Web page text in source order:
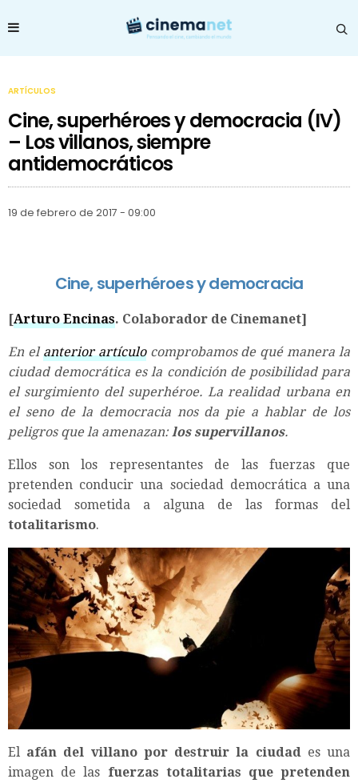
ARTÍCULOS
Cine, superhéroes y democracia (IV)
– Los villanos, siempre
antidemocráticos
19 de febrero de 2017 - 09:00
Cine, superhéroes y democracia
[Arturo Encinas. Colaborador de Cinemanet]
En el anterior artículocomprobamos de qué manera la
ciudad democrática es la condición de posibilidad para
el surgimiento del superhéroe. La realidad urbana en
el seno de la democracia nos da pie a hablar de los
peligros que la amenazan:los supervillanos.
Ellos son los representantes de las fuerzas que
pretenden conducir una sociedad democrática a una
sociedad sometida a alguna de las formas del
totalitarismo.
El afán del villano por destruir la ciudades una
imagen de las fuerzas totalitarias que pretenden